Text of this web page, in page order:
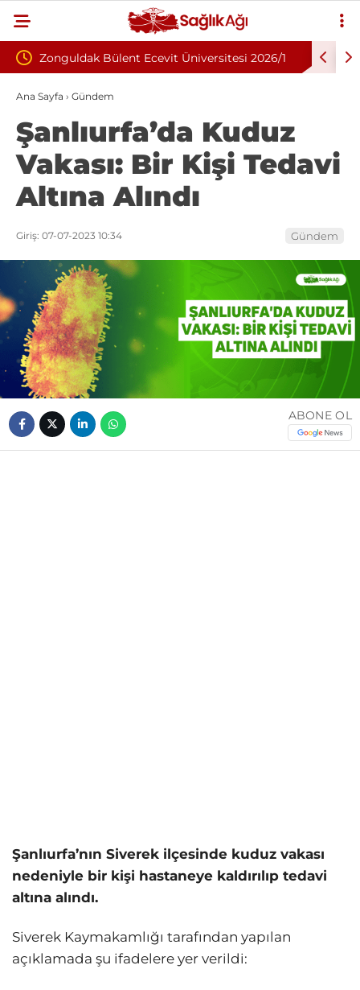
Üniversitesi 2026/1
Alım İlanı
Eskişehir Osmangazi Üniversitesi
Aranıyor
Ana Sayfa › Gündem
Şanlıurfa’da Kuduz
Vakası: Bir Kişi Tedavi
Altına Alındı
Giriş: 07-07-2023 10:34 Gündem
ABONE OL
Şanlıurfa’nın Siverek ilçesinde kuduz vakası
nedeniyle bir kişi hastaneye kaldırılıp tedavi
altına alındı.
Siverek Kaymakamlığı tarafından yapılan
açıklamada şu ifadelere yer verildi: